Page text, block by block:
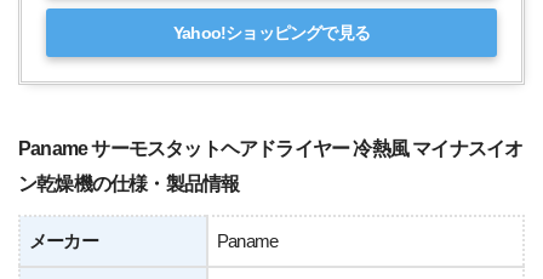
Yahoo!ショッピングで見る
Paname サーモスタットヘアドライヤー 冷熱風 マイナスイオ
ン乾燥機の仕様・製品情報
メーカー Paname